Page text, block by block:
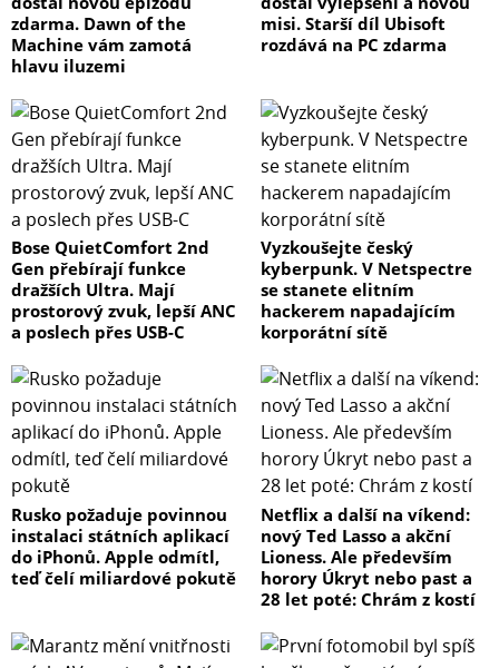
zdarma. Dawn of the
Machine vám zamotá
hlavu iluzemi
misi. Starší díl Ubisoft
rozdává na PC zdarma
Bose QuietComfort 2nd
Gen přebírají funkce
dražších Ultra. Mají
prostorový zvuk, lepší ANC
a poslech přes USB-C
Vyzkoušejte český
kyberpunk. V Netspectre
se stanete elitním
hackerem napadajícím
korporátní sítě
Rusko požaduje povinnou
instalaci státních aplikací
do iPhonů. Apple odmítl,
teď čelí miliardové pokutě
Netflix a další na víkend:
nový Ted Lasso a akční
Lioness. Ale především
horory Úkryt nebo past a
28 let poté: Chrám z kostí